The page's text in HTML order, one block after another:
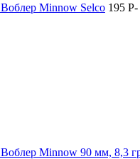
Воблер Minnow Selco 195 P-
Воблер Minnow 90 мм, 8,3